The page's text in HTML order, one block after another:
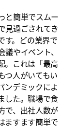
と簡単でスムー
見過ごされてき
す。どの業界で
やイベント、
。これは「最高
つ人がいてもい
ンデミックによ
した。職場で食
で、出社人数が
ますます簡単で